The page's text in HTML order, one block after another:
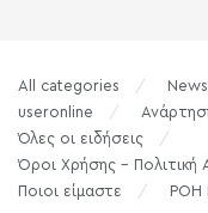
All categories
useronline
Όλες οι ειδήσεις
Όροι Χρήσης –
Ποιοι είμαστε
ΡΟΗ